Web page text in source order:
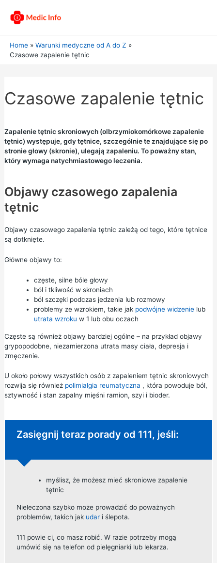
Home
Warunki medyczne od A do Z
Czasowe zapalenie tętnic
Czasowe zapalenie tętnic
Zapalenie tętnic skroniowych (olbrzymiokomórkowe zapalenie
tętnic) występuje, gdy tętnice, szczególnie te znajdujące się po
stronie głowy (skronie), ulegają zapaleniu. To poważny stan,
który wymaga natychmiastowego leczenia.
Objawy czasowego zapalenia
tętnic
Objawy czasowego zapalenia tętnic zależą od tego, które tętnice
są dotknięte.
Główne objawy to:
częste, silne bóle głowy
ból i tkliwość w skroniach
ból szczęki podczas jedzenia lub rozmowy
problemy ze wzrokiem, takie jak podwójne widzenielub
utrata wzroku w 1 lub obu oczach
Częste są również objawy bardziej ogólne – na przykład objawy
grypopodobne, niezamierzona utrata masy ciała, depresja i
zmęczenie.
U około połowy wszystkich osób z zapaleniem tętnic skroniowych
rozwija się również polimialgia reumatyczna , która powoduje ból,
sztywność i stan zapalny mięśni ramion, szyi i bioder.
Pilna rada:
Zasięgnij teraz porady od 111, jeśli:
myślisz, że możesz mieć skroniowe zapalenie
tętnic
Nieleczona szybko może prowadzić do poważnych
problemów, takich jak udari ślepota.
111 powie ci, co masz robić. W razie potrzeby mogą
umówić się na telefon od pielęgniarki lub lekarza.